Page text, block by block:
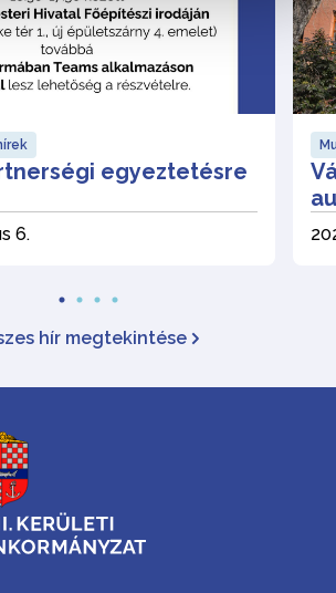
egyeztetésre
6.
hír megtekintése